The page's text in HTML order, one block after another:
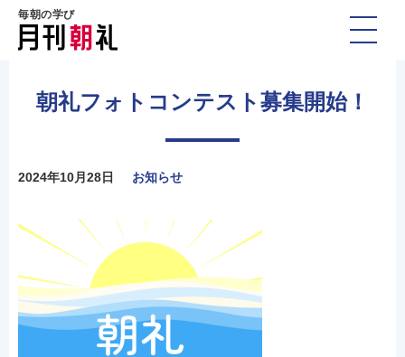
毎朝の学び
朝礼フォトコンテスト募集開始！
2024年10月28日 お知らせ